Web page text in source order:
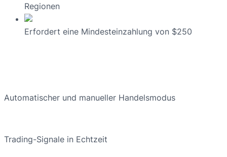
Regionen
Erfordert eine Mindesteinzahlung von $250
Automatischer und manueller Handelsmodus
Trading-Signale in Echtzeit